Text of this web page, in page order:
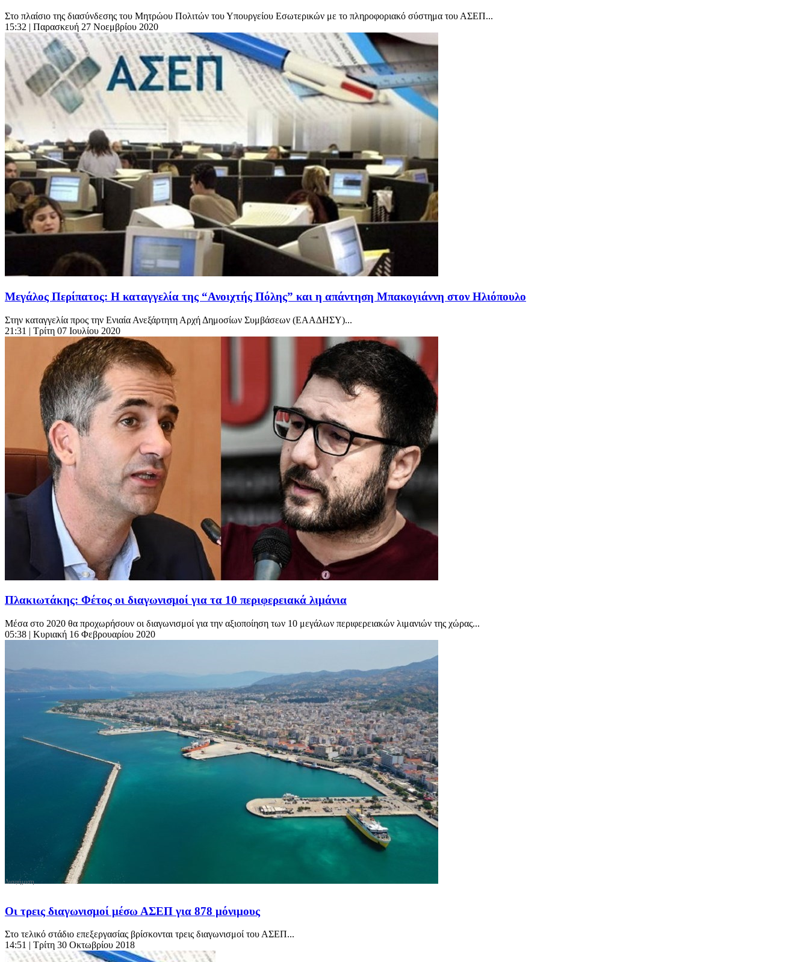
Στο πλαίσιο της διασύνδεσης του Μητρώου Πολιτών του Υπουργείου Εσωτερικών με το πληροφοριακό σύστημα του ΑΣΕΠ...
15:32 | Παρασκευή 27 Νοεμβρίου 2020
Μεγάλος Περίπατος: Η καταγγελία της “Ανοιχτής Πόλης” και η απάντηση Μπακογιάννη στον Ηλιόπουλο
Στην καταγγελία προς την Ενιαία Ανεξάρτητη Αρχή Δημοσίων Συμβάσεων (ΕΑΑΔΗΣΥ)...
21:31 | Τρίτη 07 Ιουλίου 2020
Πλακιωτάκης: Φέτος οι διαγωνισμοί για τα 10 περιφερειακά λιμάνια
Μέσα στο 2020 θα προχωρήσουν οι διαγωνισμοί για την αξιοποίηση των 10 μεγάλων περιφερειακών λιμανιών της χώρας...
05:38 | Κυριακή 16 Φεβρουαρίου 2020
Οι τρεις διαγωνισμοί μέσω ΑΣΕΠ για 878 μόνιμους
Στο τελικό στάδιο επεξεργασίας βρίσκονται τρεις διαγωνισμοί του ΑΣΕΠ...
14:51 | Τρίτη 30 Οκτωβρίου 2018